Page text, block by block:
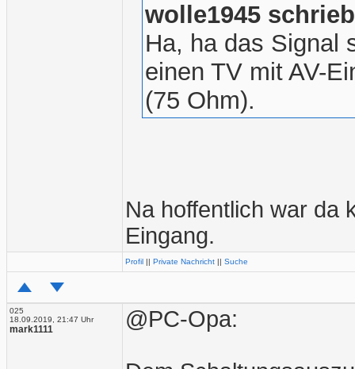
wolle1945 schrieb
Ha, ha das Signal
einen TV mit AV-
(75 Ohm).
Na hoffentlich war da
Eingang.
Profil || Private Nachricht || Suche
025
18.09.2019, 21:47 Uhr
mark1111 @PC-Opa: